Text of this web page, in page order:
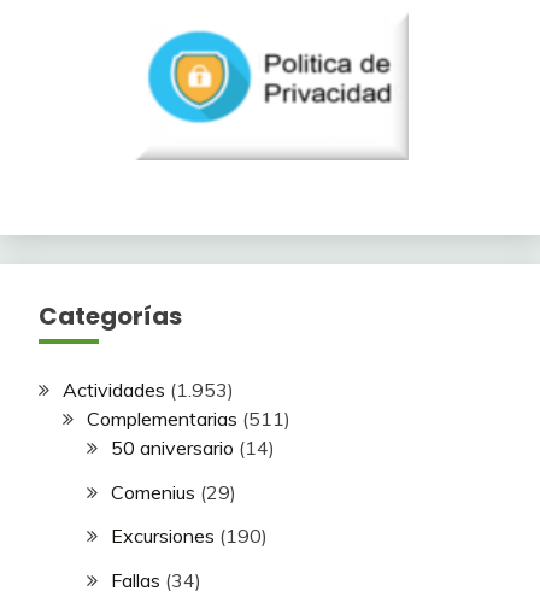
Categorías
Actividades (1.953)
Complementarias (511)
50 aniversario (14)
Comenius (29)
Excursiones (190)
Fallas (34)